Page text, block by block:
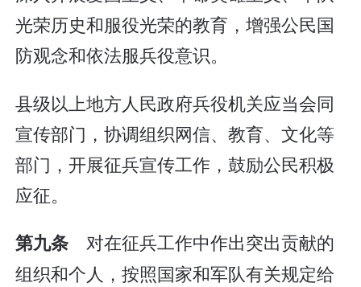
光荣历史和服役光荣的教育，增强公民国
防观念和依法服兵役意识。
县级以上地方人民政府兵役机关应当会同
宣传部门，协调组织网信、教育、文化等
部门，开展征兵宣传工作，鼓励公民积极
应征。
第九条 对在征兵工作中作出突出贡献的
组织和个人，按照国家和军队有关规定给